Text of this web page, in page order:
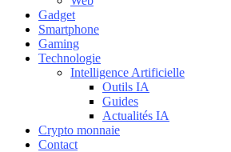
Gadget
Smartphone
Gaming
Technologie
Intelligence Artificielle
Outils IA
Guides
Actualités IA
Crypto monnaie
Contact